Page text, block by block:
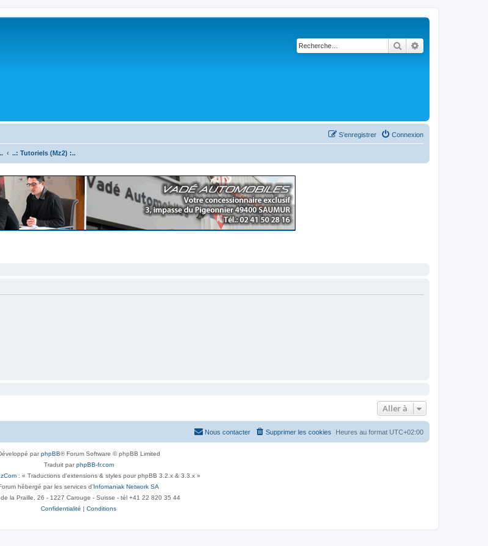
Rechercher
Connexion
S’enregistrer
..: Tutoriels (Mz2) :..
Aller à
Heures au format UTC+02:00
Supprimer les cookies
Nous contacter
parphpBB® Forum Software © phpBB Limited
Traduit parphpBB-fr.com
: « Traductions d'extensions & styles pour phpBB 3.2.x & 3.3.x »
hébergé par les services d’Infomaniak Network SA
la Praille, 26 - 1227 Carouge - Suisse - tél +41 22 820 35 44
Confidentialité | Conditions